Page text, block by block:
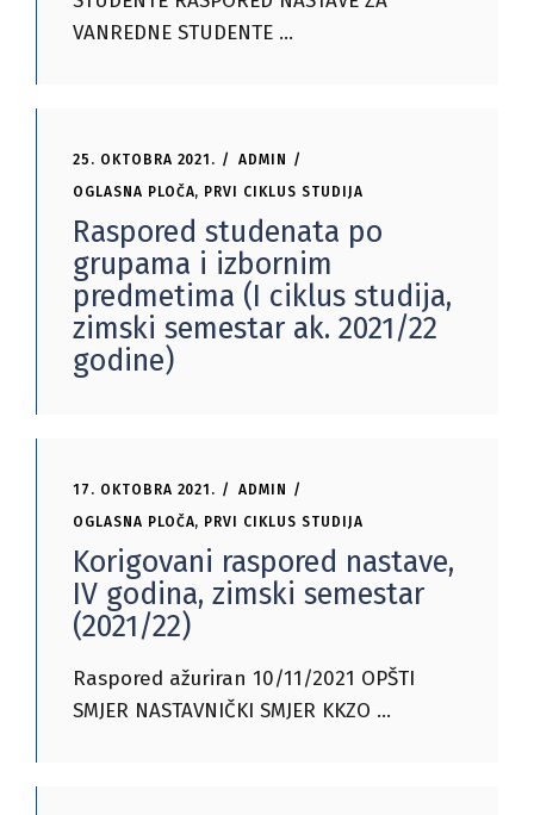
VANREDNE STUDENTE
25. OKTOBRA 2021.
ADMIN
OGLASNA PLOČA, PRVI CIKLUS STUDIJA
Raspored studenata po
grupama i izbornim
predmetima (I ciklus studija,
zimski semestar ak. 2021/22
godine)
17. OKTOBRA 2021.
ADMIN
OGLASNA PLOČA, PRVI CIKLUS STUDIJA
Korigovani raspored nastave,
IV godina, zimski semestar
(2021/22)
Raspored ažuriran 10/11/2021 OPŠTI
SMJER NASTAVNIČKI SMJER KKZO